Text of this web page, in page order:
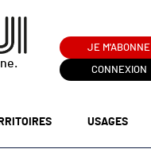
JE M'ABONNE
CONNEXION
USAGES